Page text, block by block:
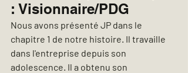
: Visionnaire/PDG
Nous avons présenté JP dans le
chapitre 1 de notre histoire. Il travaille
dans l'entreprise depuis son
adolescence. Il a obtenu son